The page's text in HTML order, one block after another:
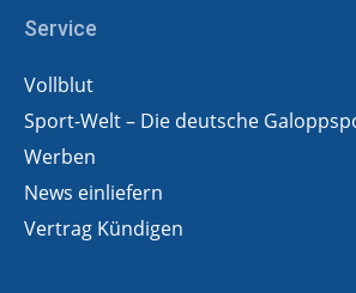
Service
Vollblut
Sport-Welt – Die deutsche
Werben
News einliefern
Vertrag Kündigen